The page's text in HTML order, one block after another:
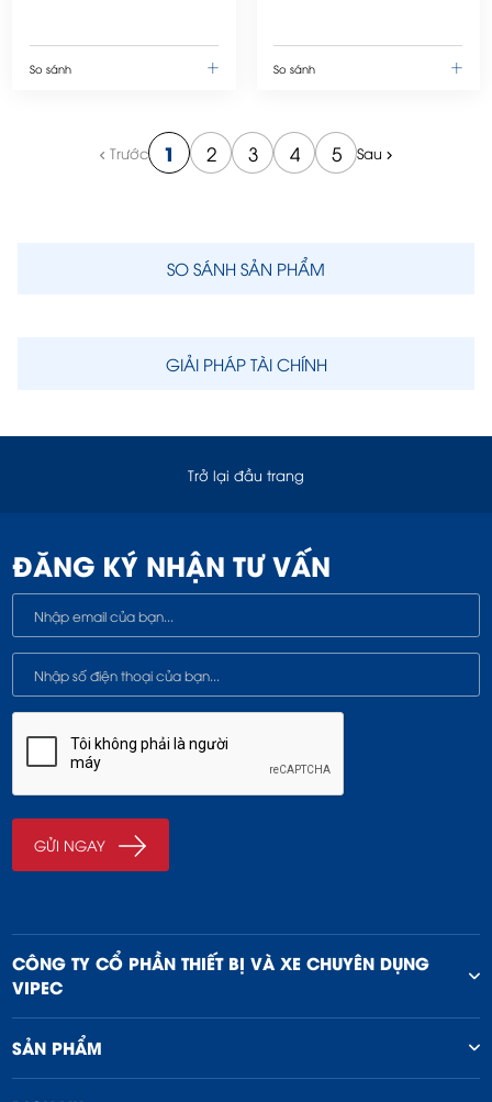
So sánh So sánh
Trước 1 2 3 4 5 Sau
SO SÁNH SẢN PHẨM
GIẢI PHÁP TÀI CHÍNH
Trở lại đầu trang
ĐĂNG KÝ NHẬN TƯ VẤN
CÔNG TY CỔ PHẦN THIẾT BỊ VÀ XE CHUYÊN DỤNG
VIPEC
SẢN PHẨM